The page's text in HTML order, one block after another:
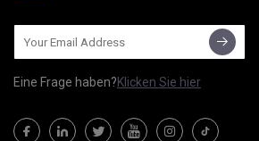
Eine Frage haben?Klicken Sie hier